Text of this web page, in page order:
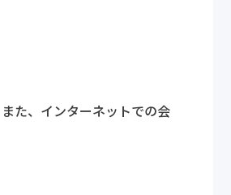
た、インターネットでの会